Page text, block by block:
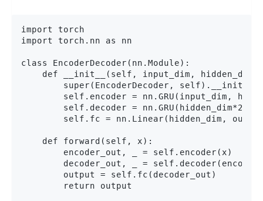
import torch
import torch.nn as nn
class EncoderDecoder(nn.Module):
def __init__(self, input_dim, hidden_dim,
super(EncoderDecoder,
self.encoder = nn.GRU(input_dim,
self.decoder = nn.GRU(hidden_dim*2,
self.fc = nn.Linear(hidden_dim,
    def forward(self, x):
        encoder_out, _ = self.encoder(x)
decoder_out, _ =
        output = self.fc(decoder_out)
        return output